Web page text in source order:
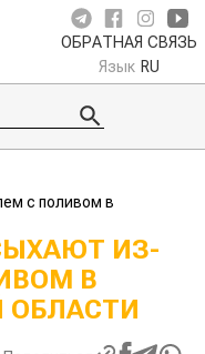
ОБРАТНАЯ СВЯЗЬ
Язык RU
с поливом в
ИЗ-
В